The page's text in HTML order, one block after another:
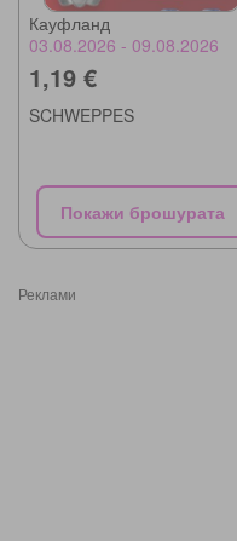
Кауфланд
03.08.2026 - 09.08.2026
1,19 €
SCHWEPPES
Покажи брошурата
Реклами